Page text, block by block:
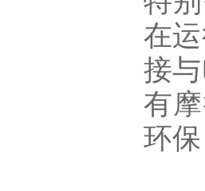
在
接
有
环